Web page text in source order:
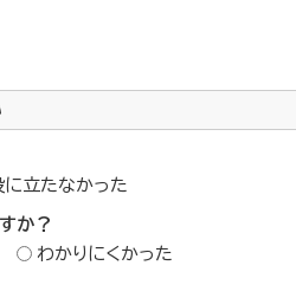
に立たなかった
か？
わかりにくかった